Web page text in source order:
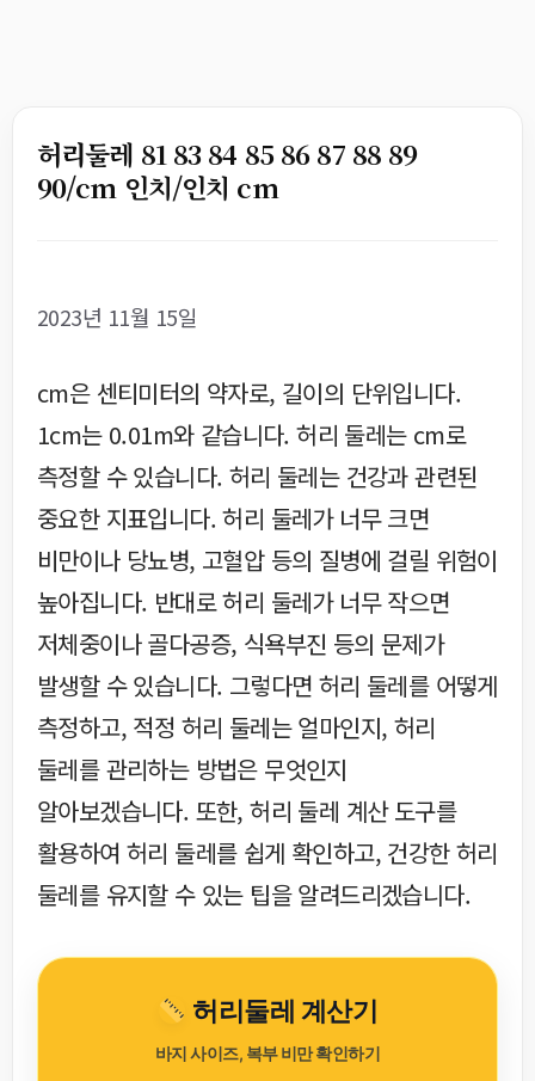
허리둘레 81 83 84 85 86 87 88 89
90/cm 인치/인치 cm
2023년 11월 15일
cm은 센티미터의 약자로, 길이의 단위입니다.
1cm는 0.01m와 같습니다. 허리 둘레는 cm로
측정할 수 있습니다. 허리 둘레는 건강과 관련된
중요한 지표입니다. 허리 둘레가 너무 크면
비만이나 당뇨병, 고혈압 등의 질병에 걸릴 위험이
높아집니다. 반대로 허리 둘레가 너무 작으면
저체중이나 골다공증, 식욕부진 등의 문제가
발생할 수 있습니다. 그렇다면 허리 둘레를 어떻게
측정하고, 적정 허리 둘레는 얼마인지, 허리
둘레를 관리하는 방법은 무엇인지
알아보겠습니다. 또한, 허리 둘레 계산 도구를
활용하여 허리 둘레를 쉽게 확인하고, 건강한 허리
둘레를 유지할 수 있는 팁을 알려드리겠습니다.
허리둘레 계산기
바지 사이즈, 복부 비만 확인하기